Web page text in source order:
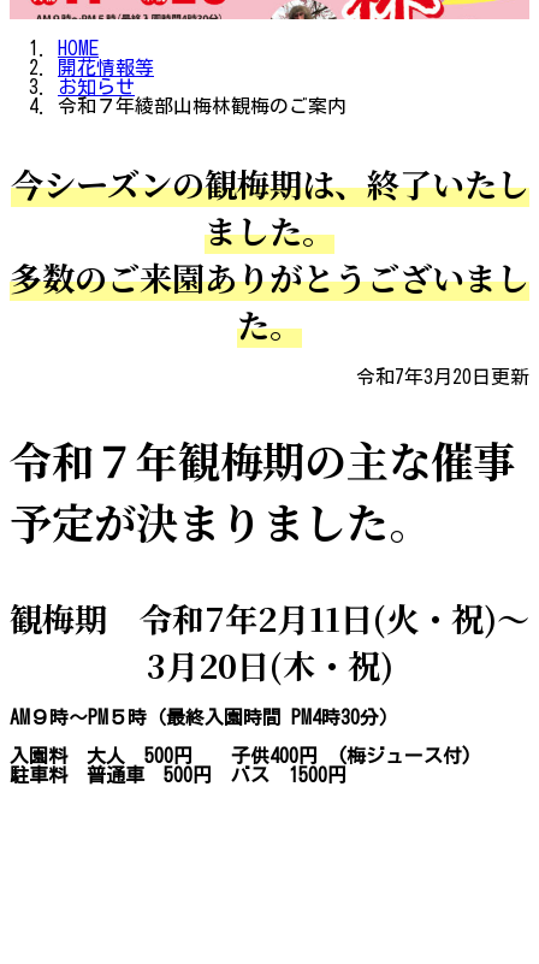
HOME
開花情報等
お知らせ
令和７年綾部山梅林観梅のご案内
今シーズンの観梅期は、終了いたし
ました。
多数のご来園ありがとうございまし
た。
令和7年3月20日更新
令和７年観梅期の主な催事
予定が決まりました。
観梅期 令和7年2月11日(火・祝)～
3月20日(木・祝)
AM９時～PM５時（最終入園時間 PM4時30分）
入園料 大人 500円 子供400円 (梅ジュース付)
駐車料 普通車 500円 バス 1500円